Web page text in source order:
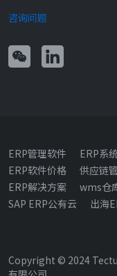
咨询问题
ERP管理软件 ERP系
ERP软件价格
供应链
ERP解决方案
wms仓
SAP ERP公有云
出海
Copyright © 2024